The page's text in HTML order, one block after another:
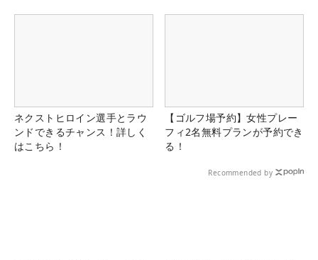
ネクストヒロイン選手とラウ
ンドできるチャンス！詳しく
はこちら！
【ゴルフ場予約】女性プレー
フィ2名無料プランが予約でき
る！
Recommended by